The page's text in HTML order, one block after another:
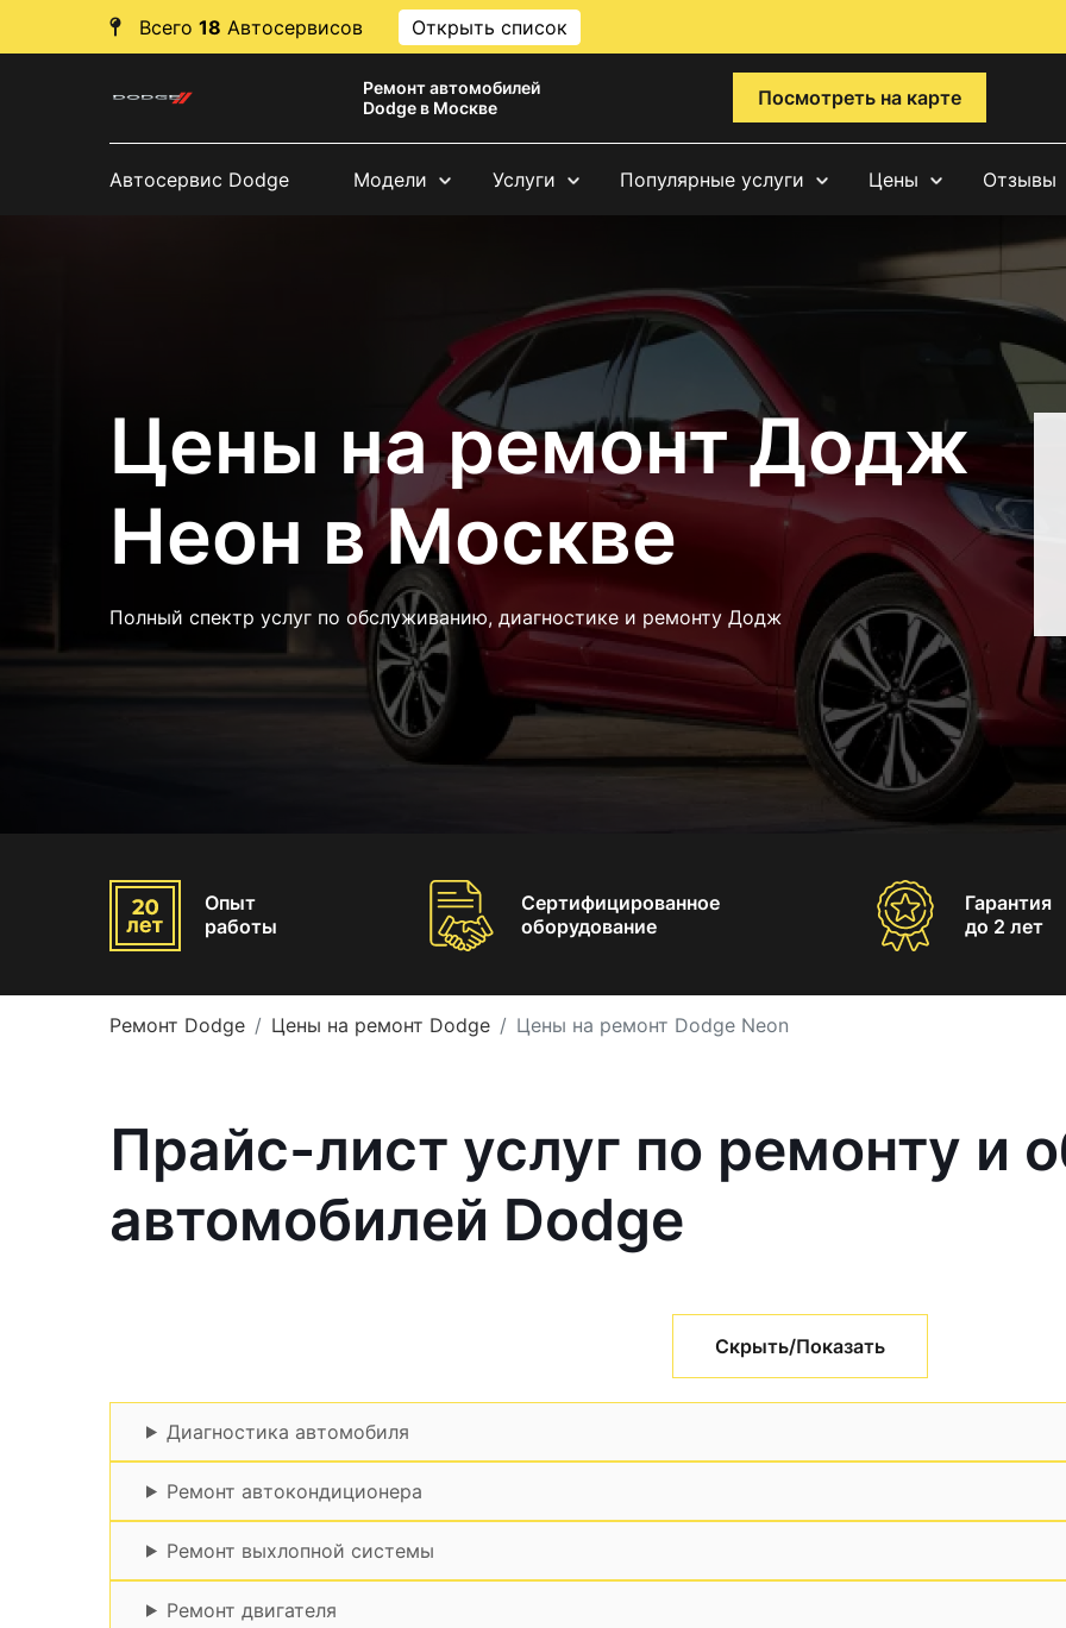
Всего 18 Автосервисов Открыть список
Ремонт автомобилей
Dodge в Москве
Посмотреть на карте
Автосервис Dodge Модели Услуги Популярные услуги Цены Отзывы
Цены на ремонт Додж
Неон в Москве
Полный спектр услуг по обслуживанию, диагностике и ремонту Додж
Опыт
работы
Сертифицированное
оборудование
Гарантия
до 2 лет
Ремонт Dodge Цены на ремонт Dodge Цены на ремонт Dodge Neon
Прайс-лист услуг по ремонту и
автомобилей Dodge
Скрыть/Показать
Диагностика автомобиля
Ремонт автокондиционера
Ремонт выхлопной системы
Ремонт двигателя